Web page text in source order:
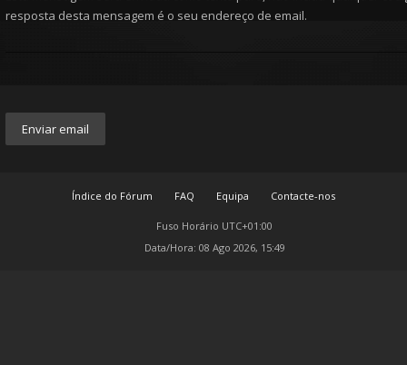
resposta desta mensagem é o seu endereço de email.
Índice do Fórum FAQ Equipa Contacte-nos
Fuso Horário UTC+01:00
Data/Hora: 08 Ago 2026, 15:49